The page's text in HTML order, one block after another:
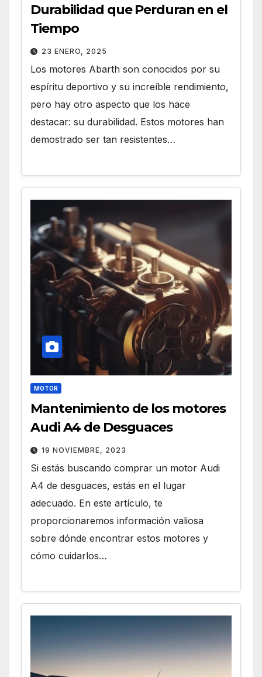
Durabilidad que Perduran en el
Tiempo
23 ENERO, 2025
Los motores Abarth son conocidos por su
espíritu deportivo y su increíble rendimiento,
pero hay otro aspecto que los hace
destacar: su durabilidad. Estos motores han
demostrado ser tan resistentes…
MOTOR
Mantenimiento de los motores
Audi A4 de Desguaces
19 NOVIEMBRE, 2023
Si estás buscando comprar un motor Audi
A4 de desguaces, estás en el lugar
adecuado. En este artículo, te
proporcionaremos información valiosa
sobre dónde encontrar estos motores y
cómo cuidarlos…